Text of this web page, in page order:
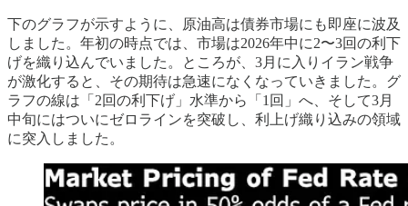
下のグラフが示すように、原油高は債券市場にも即座に波及
しました。年初の時点では、市場は2026年中に2〜3回の利下
げを織り込んでいました。ところが、3月に入りイラン戦争
が激化すると、その期待は急速になくなっていきました。グ
ラフの線は「2回の利下げ」水準から「1回」へ、そして3月
中旬にはついにゼロラインを突破し、利上げ織り込みの領域
に突入しました。